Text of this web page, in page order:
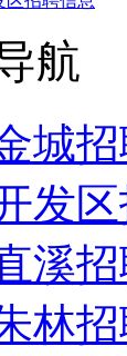
航
城
发
溪
林